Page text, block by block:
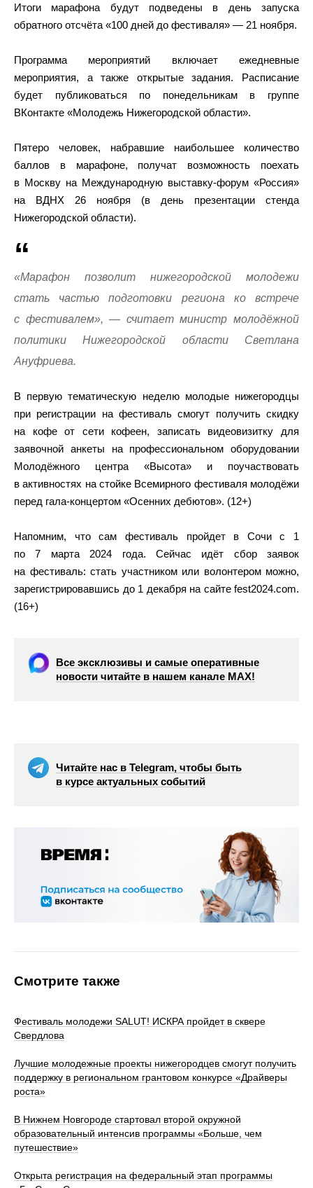
Итоги марафона будут подведены в день запуска
обратного отсчёта «100 дней до фестиваля» — 21 ноября.
Программа мероприятий включает ежедневные
мероприятия, а также открытые задания. Расписание
будет публиковаться по понедельникам в группе
ВКонтакте «Молодежь Нижегородской области».
Пятеро человек, набравшие наибольшее количество
баллов в марафоне, получат возможность поехать
в Москву на Международную выставку-форум «Россия»
на ВДНХ 26 ноября (в день презентации стенда
Нижегородской области).
«Марафон позволит нижегородской молодежи
стать частью подготовки региона ко встрече
с фестивалем», — считает министр молодёжной
политики Нижегородской области Светлана
Ануфриева.
В первую тематическую неделю молодые нижегородцы
при регистрации на фестиваль смогут получить скидку
на кофе от сети кофеен, записать видеовизитку для
заявочной анкеты на профессиональном оборудовании
Молодёжного центра «Высота» и поучаствовать
в активностях на стойке Всемирного фестиваля молодёжи
перед гала-концертом «Осенних дебютов». (12+)
Напомним, что сам фестиваль пройдет в Сочи с 1
по 7 марта 2024 года. Сейчас идёт сбор заявок
на фестиваль: стать участником или волонтером можно,
зарегистрировавшись до 1 декабря на сайте fest2024.com.
(16+)
Все эксклюзивы и самые оперативные
новости читайте в нашем канале МАХ!
Читайте нас в Telegram, чтобы быть
в курсе актуальных событий
Смотрите также
Фестиваль молодежи SALUT! ИСКРА пройдет в сквере
Свердлова
Лучшие молодежные проекты нижегородцев смогут получить
поддержку в региональном грантовом конкурсе «Драйверы
роста»
В Нижнем Новгороде стартовал второй окружной
образовательный интенсив программы «Больше, чем
путешествие»
Открыта регистрация на федеральный этап программы